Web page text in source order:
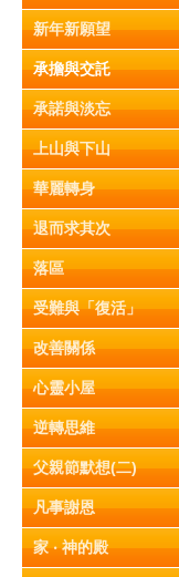
新年新願望
承擔與交託
承諾與淡忘
上山與下山
華麗轉身
退而求其次
落區
受難與「復活」
改善關係
心靈小屋
逆轉思維
父親節默想(二)
凡事謝恩
家 ‧ 神的殿